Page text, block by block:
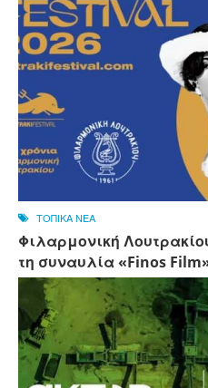
ΤΟΠΙΚΑ ΝΕΑ
Φιλαρμονική
τη συναυλία «Finos